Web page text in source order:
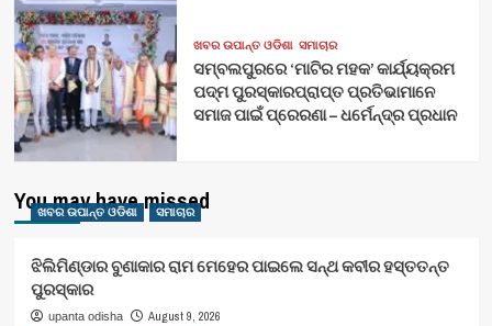
ଖବର ଉପାନ୍ତ ଓଡିଶା ସମାଚାର
ସମ୍ବଲପୁରରେ ‘ମାଟିର ମହକ’ କାର୍ଯ୍ୟକ୍ରମ
ପଦ୍ମ ପୁରସ୍କାରପ୍ରାପ୍ତ ପ୍ରତିଭାମାନେ
ସମାଜ ପାଇଁ ପ୍ରେରଣା – ଧର୍ମେନ୍ଦ୍ର ପ୍ରଧାନ
You may have missed
ଖବର ଉପାନ୍ତ ଓଡିଶା ସମାଚାର
ଝିଲିମିଣ୍ଡାର ବୁଣାକାର ରାମ ମେହେର ପାଇଲେ ସନ୍ଥ କବୀର ହସ୍ତତନ୍ତ
ପୁରସ୍କାର
upanta odisha August 9, 2026